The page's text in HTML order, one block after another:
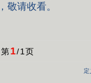
敬请收看。
第1/1页